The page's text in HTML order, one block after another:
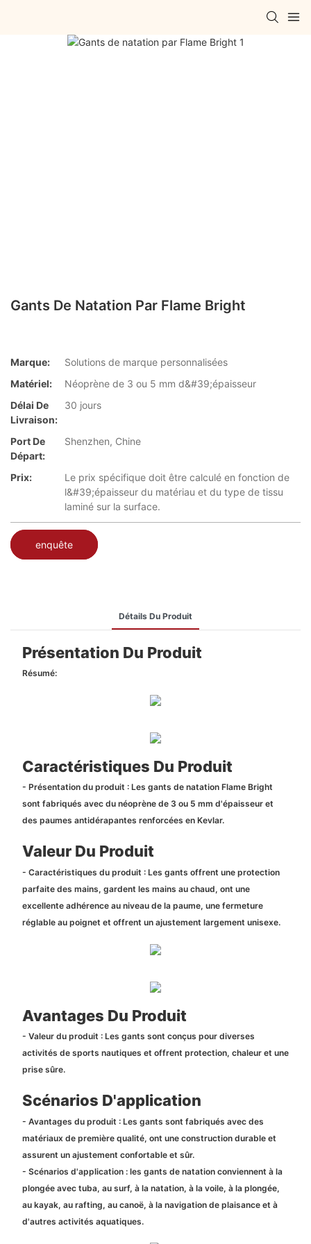
Gants De Natation Par Flame Bright
Marque:
Solutions de marque personnalisées
Matériel:
Néoprène de 3 ou 5 mm d&#39;épaisseur
Délai De
Livraison:
30 jours
Port De
Départ:
Shenzhen, Chine
Prix:
Le prix spécifique doit être calculé en fonction de
l&#39;épaisseur du matériau et du type de tissu
laminé sur la surface.
enquête
Détails Du Produit
Présentation Du Produit
Résumé:
Caractéristiques Du Produit
- Présentation du produit : Les gants de natation Flame Bright
sont fabriqués avec du néoprène de 3 ou 5 mm d'épaisseur et
des paumes antidérapantes renforcées en Kevlar.
Valeur Du Produit
- Caractéristiques du produit : Les gants offrent une protection
parfaite des mains, gardent les mains au chaud, ont une
excellente adhérence au niveau de la paume, une fermeture
réglable au poignet et offrent un ajustement largement unisexe.
Avantages Du Produit
- Valeur du produit : Les gants sont conçus pour diverses
activités de sports nautiques et offrent protection, chaleur et une
prise sûre.
Scénarios D'application
- Avantages du produit : Les gants sont fabriqués avec des
matériaux de première qualité, ont une construction durable et
assurent un ajustement confortable et sûr.
- Scénarios d'application : les gants de natation conviennent à la
plongée avec tuba, au surf, à la natation, à la voile, à la plongée,
au kayak, au rafting, au canoë, à la navigation de plaisance et à
d'autres activités aquatiques.